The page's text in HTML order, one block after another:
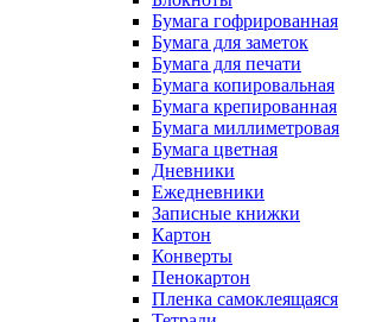
Бумага гофрированная
Бумага для заметок
Бумага для печати
Бумага копировальная
Бумага крепированная
Бумага миллиметровая
Бумага цветная
Дневники
Ежедневники
Записные книжки
Картон
Конверты
Пенокартон
Пленка самоклеящаяся